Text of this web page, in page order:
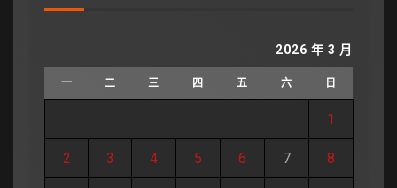
2026 年 3 月
一 二 三 四 五 六 日
1
2 3 4 5 6 7 8